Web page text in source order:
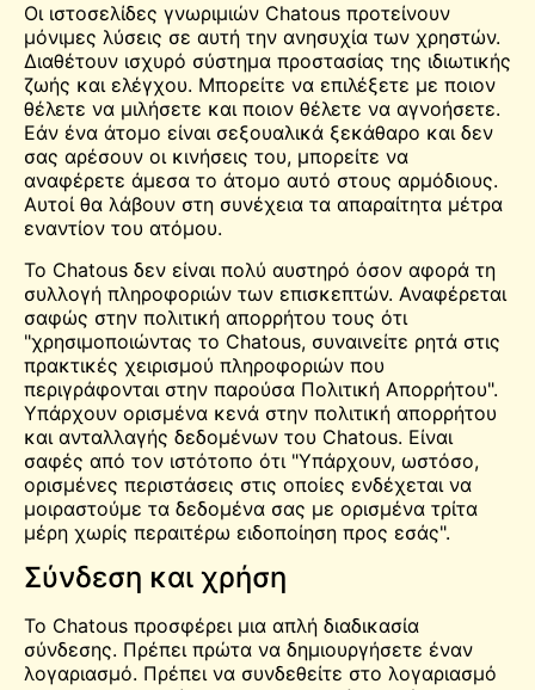
Οι ιστοσελίδες γνωριμιών Chatous προτείνουν
μόνιμες λύσεις σε αυτή την ανησυχία των χρηστών.
Διαθέτουν ισχυρό σύστημα προστασίας της ιδιωτικής
ζωής και ελέγχου. Μπορείτε να επιλέξετε με ποιον
θέλετε να μιλήσετε και ποιον θέλετε να αγνοήσετε.
Εάν ένα άτομο είναι σεξουαλικά ξεκάθαρο και δεν
σας αρέσουν οι κινήσεις του, μπορείτε να
αναφέρετε άμεσα το άτομο αυτό στους αρμόδιους.
Αυτοί θα λάβουν στη συνέχεια τα απαραίτητα μέτρα
εναντίον του ατόμου.
Το Chatous δεν είναι πολύ αυστηρό όσον αφορά τη
συλλογή πληροφοριών των επισκεπτών. Αναφέρεται
σαφώς στην πολιτική απορρήτου τους ότι
"χρησιμοποιώντας το Chatous, συναινείτε ρητά στις
πρακτικές χειρισμού πληροφοριών που
περιγράφονται στην παρούσα Πολιτική Απορρήτου".
Υπάρχουν ορισμένα κενά στην πολιτική απορρήτου
και ανταλλαγής δεδομένων του Chatous. Είναι
σαφές από τον ιστότοπο ότι "Υπάρχουν, ωστόσο,
ορισμένες περιστάσεις στις οποίες ενδέχεται να
μοιραστούμε τα δεδομένα σας με ορισμένα τρίτα
μέρη χωρίς περαιτέρω ειδοποίηση προς εσάς".
Σύνδεση και χρήση
Το Chatous προσφέρει μια απλή διαδικασία
σύνδεσης. Πρέπει πρώτα να δημιουργήσετε έναν
λογαριασμό. Πρέπει να συνδεθείτε στο λογαριασμό